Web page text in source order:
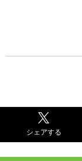
シェアする